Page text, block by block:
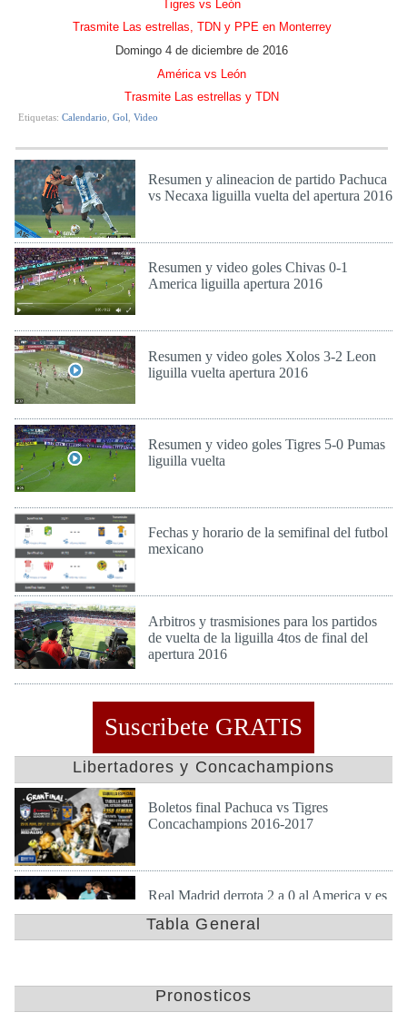
Tigres vs León
Trasmite Las estrellas, TDN y PPE en Monterrey
Domingo 4 de diciembre de 2016
América vs León
Trasmite Las estrellas y TDN
Etiquetas: Calendario Gol Video
Resumen y alineacion de partido Pachuca
vs Necaxa liguilla vuelta del apertura 2016
Resumen y video goles Chivas 0-1
America liguilla apertura 2016
Resumen y video goles Xolos 3-2 Leon
liguilla vuelta apertura 2016
Resumen y video goles Tigres 5-0 Pumas
liguilla vuelta
Fechas y horario de la semifinal del futbol
mexicano
Arbitros y trasmisiones para los partidos
de vuelta de la liguilla 4tos de final del
apertura 2016
Vie 25 de Nov de 2016
Suscribete GRATIS
Libertadores y Concachampions
Boletos final Pachuca vs Tigres
Concachampions 2016-2017
Real Madrid derrota 2 a 0 al America y es
finalista en mundial de clubes
Jue 15 de Dic de 2016
Gallos de Queretaro campeon de la copa
apertura 2016
Tabla General
Pronosticos